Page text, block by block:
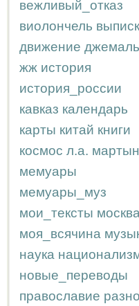
вежливый_отказ
виолончель
движение джемаль
жж история
история_россии
кавказ календарь
карты китай книги
космос л.а.
мемуары
мемуары_муз
мои_тексты москва
моя_всячина
наука
новые_переводы
православие